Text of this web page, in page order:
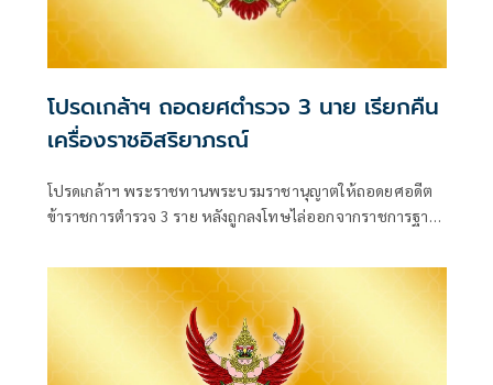
โปรดเกล้าฯ ถอดยศตำรวจ 3 นาย เรียกคืน
เครื่องราชอิสริยาภรณ์
โปรดเกล้าฯ พระราชทานพระบรมราชานุญาตให้ถอดยศอดีต
ข้าราชการตำรวจ 3 ราย หลังถูกลงโทษไล่ออกจากราชการฐาน